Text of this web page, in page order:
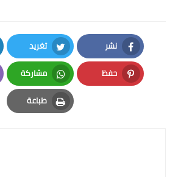
نشر
Facebook
تغريد
Twitter
حفظ
Pinterest
مشاركة
Whatsapp
طباعة
Print